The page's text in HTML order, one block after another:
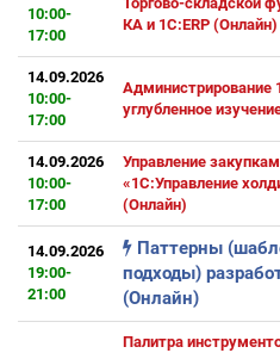
10:00-
17:00
КА и 1С:ERP (Онлайн)
14.09.2026
10:00-
17:00
Администрирование
углубленное
14.09.2026
10:00-
17:00
Управление
«1С:Управление
(Онлайн)
14.09.2026
19:00-
21:00
Паттерны
подходы)
(Онлайн)
Палитра